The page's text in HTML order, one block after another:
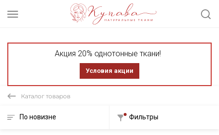
Акция 20% однотонные ткани!
Условия акции
Каталог товаров
По новизне Фильтры